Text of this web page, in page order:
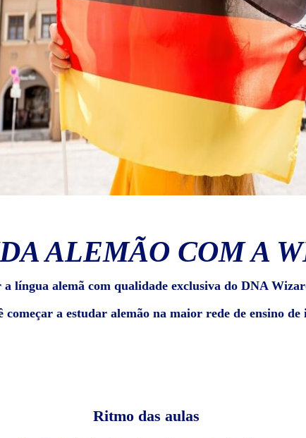
ALEMÃO COM A
língua alemã com qualidade exclusiva do DNA
começar a estudar alemão na maior rede de ensino
Ritmo das aulas